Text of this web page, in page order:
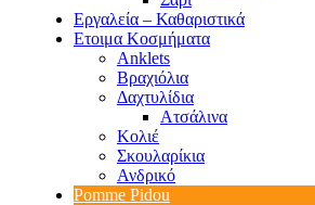
Εργαλεία – Καθαριστικά
Ετοιμα Κοσμήματα
Anklets
Βραχιόλια
Δαχτυλίδια
Ατσάλινα
Κολιέ
Σκουλαρίκια
Ανδρικό
Pomme Pidou